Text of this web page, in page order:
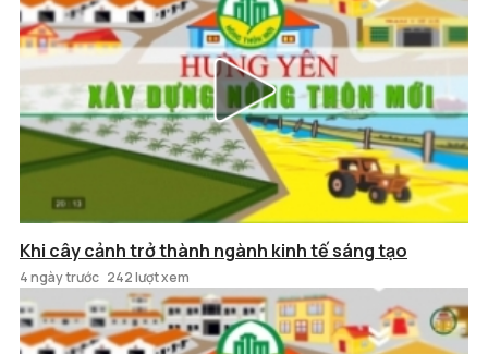
Khi cây cảnh trở thành ngành kinh tế sáng tạo
4 ngày trước 242 lượt xem